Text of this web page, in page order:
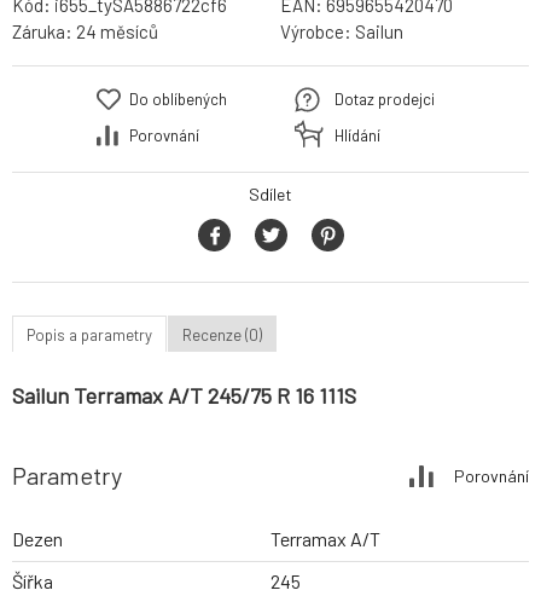
Kód: i655_tySA5886722cf6 EAN: 6959655420470
Záruka: 24 měsíců Výrobce: Sailun
Do oblíbených
Porovnání
Dotaz prodejci
Hlídání
Sdílet
Popis a parametry Recenze (0)
Sailun Terramax A/T 245/75 R 16 111S
Parametry Porovnání
Dezen
Terramax A/T
Šířka
245